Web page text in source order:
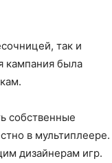
так и
кампания была
собственные
в мультиплеере.
дизайнерам игр.